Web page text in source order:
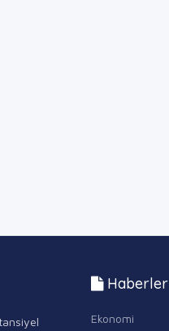
Haberler
Ekonomi